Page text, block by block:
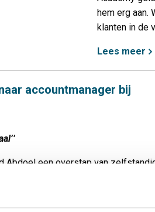
hem erg aan.
klanten in de
Lees meer
accountmanager bij
Abdoel een overstap van
met roet thuis te komen. Ondanks